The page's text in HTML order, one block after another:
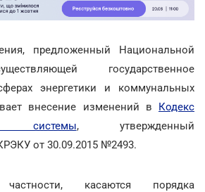
предложенный Национальной
государственное
энергетики и коммунальных
внесение изменений в Кодекс
системы, утвержденный
от 30.09.2015 №2493.
касаются порядка